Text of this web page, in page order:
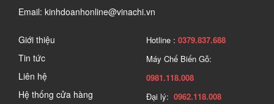
Email: kinhdoanhonline@vinachi.vn
Giới thiệu
Tin tức
Liên hệ
Hệ thống cửa hàng
Hotline : 0379.837.688
Máy Chế Biến Gỗ:
0981.118.008
Đại lý: 0962.118.008